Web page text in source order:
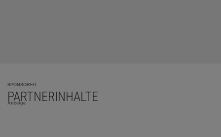
SPONSORED
PARTNERINHALTE
Anzeige